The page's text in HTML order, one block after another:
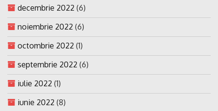
decembrie 2022 (6)
noiembrie 2022 (6)
octombrie 2022 (1)
septembrie 2022 (6)
iulie 2022 (1)
iunie 2022 (8)